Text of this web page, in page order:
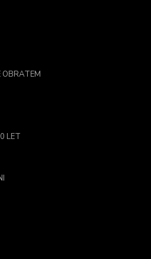
OBRATEM
LET